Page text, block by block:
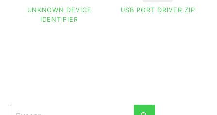
UNKNOWN DEVICE
IDENTIFIER
USB PORT DRIVER.ZIP
Buscar: